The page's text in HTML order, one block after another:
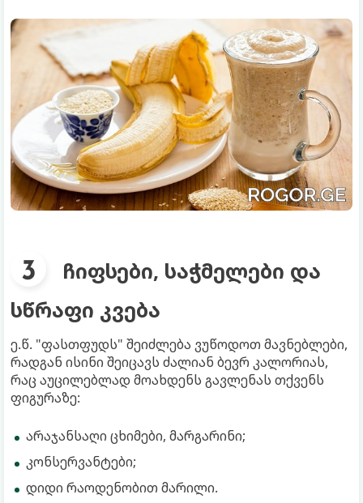
ჩიფსები, საჭმელები და
სწრაფი კვება
ე.წ. "ფასთფუდს" შეიძლება ვუწოდოთ მავნებლები,
რადგან ისინი შეიცავს ძალიან ბევრ კალორიას,
რაც აუცილებლად მოახდენს გავლენას თქვენს
ფიგურაზე:
არაჯანსაღი ცხიმები, მარგარინი;
კონსერვანტები;
დიდი რაოდენობით მარილი.